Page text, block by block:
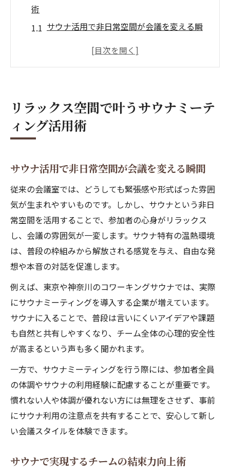
術
サウナ活用で非日常空間が会議を変える瞬
サウナで実現するチームの結束力向上術
サウナのリラックス効果が会話を活性化
サウナワーキングスペース選びのコツ
サウナで本音トークが生まれる理由と背景
サウナ会話OKの施設利用時のマナーを解説
サウナミーティングで築くビジネスの絆
サウナでの対話がチーム力に与える影響
心身リセットしたいならサウナミーティングへ
サウナで心身リフレッシュできる理由とは
サウナミーティングによるストレス解消法
サウナで仕事効率が上がる科学的根拠に迫
る
サウナ活用で社員の健康意識を高める方法
サウナワーキングスペースの休憩活用術
コワーキングサウナで創造力を高める方法
サウナ空間で生まれるアイデア発想の秘訣
コワーキングサウナが創造性を引き出す理
由
サウナと仕事の融合がもたらす新たな価値
サウナ会議でクリエイティブな対話を実現
リラックス空間で叶うサウナミーテ
ィング活用術
サウナ活用で非日常空間が会議を変える瞬間
従来の会議室では、どうしても緊張感や形式ばった雰囲
気が生まれやすいものです。しかし、サウナという非日
常空間を活用することで、参加者の心身がリラックス
し、会議の雰囲気が一変します。サウナ特有の温熱環境
は、普段の枠組みから解放される感覚を与え、自由な発
想や本音の対話を促進します。
例えば、東京や神奈川のコワーキングサウナでは、実際
にサウナミーティングを導入する企業が増えています。
サウナに入ることで、普段は言いにくいアイデアや課題
も自然と共有しやすくなり、チーム全体の心理的安全性
が高まるという声も多く聞かれます。
一方で、サウナミーティングを行う際には、参加者全員
の体調やサウナの利用経験に配慮することが重要です。
慣れない人や体調が優れない方には無理をさせず、事前
にサウナ利用の注意点を共有することで、安心して新し
い会議スタイルを体験できます。
サウナで実現するチームの結束力向上術